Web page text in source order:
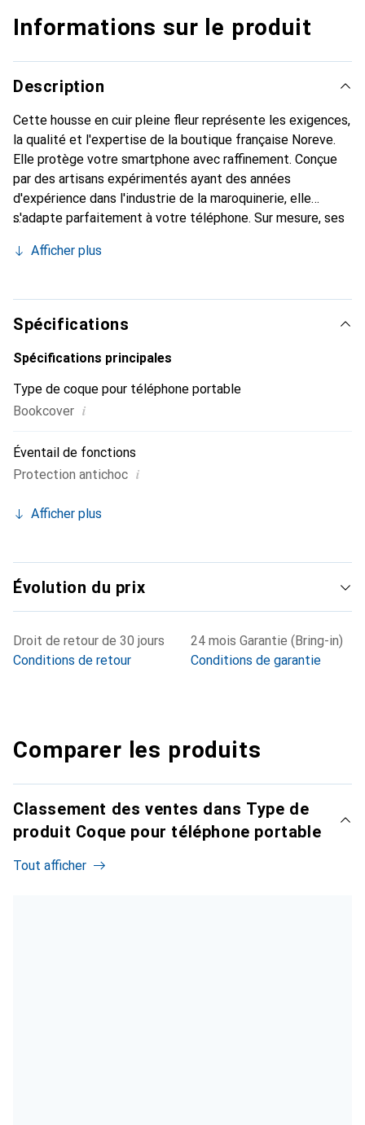
Informations sur le produit
Description
Cette housse en cuir pleine fleur représente les exigences,
la qualité et l'expertise de la boutique française Noreve.
Elle protège votre smartphone avec raffinement. Conçue
par des artisans expérimentés ayant des années
d'expérience dans l'industrie de la maroquinerie, elle
s'adapte parfaitement à votre téléphone. Sur mesure, ses
peau. Elle devient un accessoire chic et essentiel pour
ses produits de haute qualité, la marque Noreve est un
choix fiable pour une clientèle exigeante.
Afficher plus
Spécifications
Spécifications principales
Type de coque pour téléphone portable
Bookcover i
Éventail de fonctions
Protection antichoc i
Afficher plus
Évolution du prix
Droit de retour de 30 jours
Conditions de retour
24 mois Garantie (Bring-in)
Conditions de garantie
Comparer les produits
Classement des ventes dans Type de
produit Coque pour téléphone portable
Tout afficher